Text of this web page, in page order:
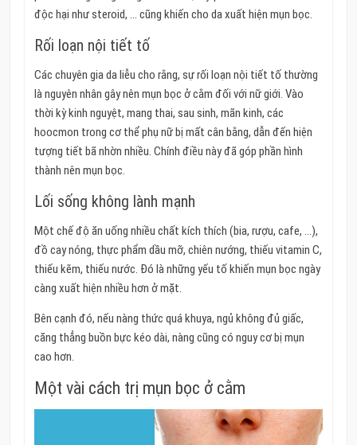
độc hại như steroid, … cũng khiến cho da xuất hiện mụn bọc.
Rối loạn nội tiết tố
Các chuyên gia da liễu cho rằng, sự rối loạn nội tiết tố thường
là nguyên nhân gây nên mụn bọc ở cằm đối với nữ giới. Vào
thời kỳ kinh nguyệt, mang thai, sau sinh, mãn kinh, các
hoocmon trong cơ thể phụ nữ bị mất cân bằng, dẫn đến hiện
tượng tiết bã nhờn nhiều. Chính điều này đã góp phần hình
thành nên mụn bọc.
Lối sống không lành mạnh
Một chế độ ăn uống nhiều chất kích thích (bia, rượu, cafe, …),
đồ cay nóng, thực phẩm dầu mỡ, chiên nướng, thiếu vitamin C,
thiếu kẽm, thiếu nước. Đó là những yếu tố khiến mụn bọc ngày
càng xuất hiện nhiều hơn ở mặt.
Bên cạnh đó, nếu nàng thức quá khuya, ngủ không đủ giấc,
căng thẳng buồn bực kéo dài, nàng cũng có nguy cơ bị mụn
cao hơn.
Một vài cách trị mụn bọc ở cằm